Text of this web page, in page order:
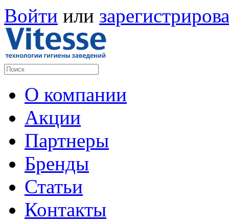
Войти или
О компании
Акции
Партнеры
Бренды
Статьи
Контакты